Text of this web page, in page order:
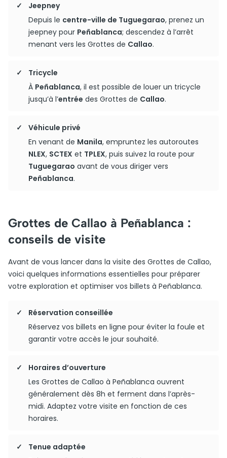
Jeepney
Depuis le centre-ville de Tuguegarao, prenez un
jeepney pour Peñablanca; descendez à l’arrêt
menant vers les Grottes de Callao.
Tricycle
À Peñablanca, il est possible de louer un tricycle
jusqu’à l’entrée des Grottes de Callao.
Véhicule privé
En venant de Manila, empruntez les autoroutes
NLEX, SCTEX et TPLEX, puis suivez la route pour
Tuguegarao avant de vous diriger vers
Peñablanca.
Grottes de Callao à Peñablanca :
conseils de visite
Avant de vous lancer dans la visite des Grottes de Callao,
voici quelques informations essentielles pour préparer
votre exploration et optimiser vos billets à Peñablanca.
Réservation conseillée
Réservez vos billets en ligne pour éviter la foule et
garantir votre accès le jour souhaité.
Horaires d’ouverture
Les Grottes de Callao à Peñablanca ouvrent
généralement dès 8h et ferment dans l’après-
midi. Adaptez votre visite en fonction de ces
horaires.
Tenue adaptée